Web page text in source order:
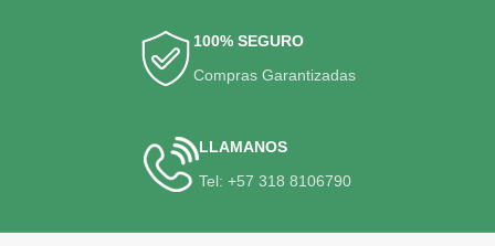
100% SEGURO
Compras Garantizadas
LLAMANOS
Tel: +57 318 8106790